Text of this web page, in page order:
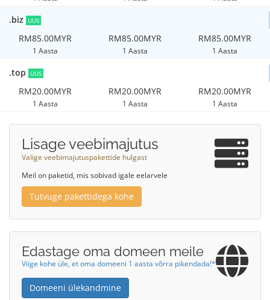
.biz UUS
RM85.00MYR
1 Aasta
RM85.00MYR
1 Aasta
RM85.00MYR
1 Aasta
.top UUS
RM20.00MYR
1 Aasta
RM20.00MYR
1 Aasta
RM20.00MYR
1 Aasta
Lisage veebimajutus
Valige veebimajutuspakettide hulgast
Meil on paketid, mis sobivad igale eelarvele
Tutvuge pakettidega kohe
Edastage oma domeen meile
Viige kohe üle, et oma domeeni 1 aasta võrra pikendada!*
Domeeni ülekandmine